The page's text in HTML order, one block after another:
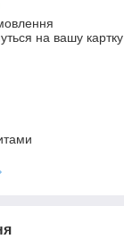
на вашу картку